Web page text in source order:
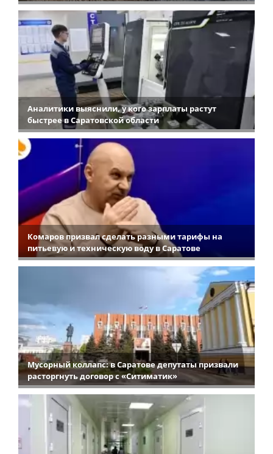
Аналитики выяснили, у кого зарплаты растут
быстрее в Саратовской области
Комаров призвал сделать разными тарифы на
питьевую и техническую воду в Саратове
Мусорный коллапс: в Саратове депутаты призвали
расторгнуть договор с «Ситиматик»